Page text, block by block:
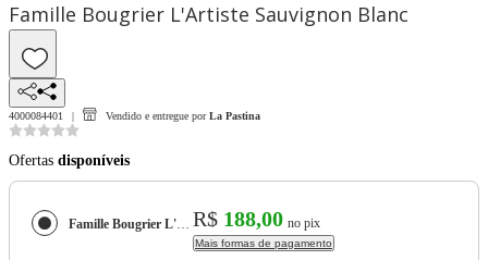
Famille Bougrier L'Artiste Sauvignon Blanc
4000084401 Vendido e entregue por La Pastina
Ofertas disponíveis
Famille Bougrier L'Artiste Sauvignon Blanc R$ 188,00 no pix
Mais formas de pagamento